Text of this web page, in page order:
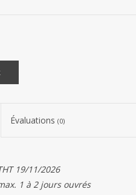
Évaluations (0)
19/11/2026
1 à 2 jours ouvrés